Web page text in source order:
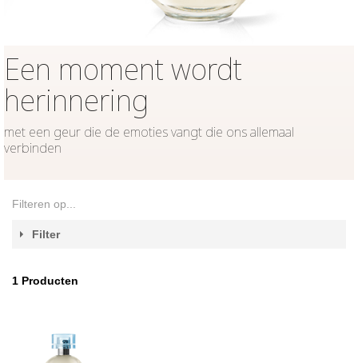
Een moment wordt
herinnering
met een geur die de emoties vangt die ons allemaal
verbinden
Filteren op...
Filter
1 Producten